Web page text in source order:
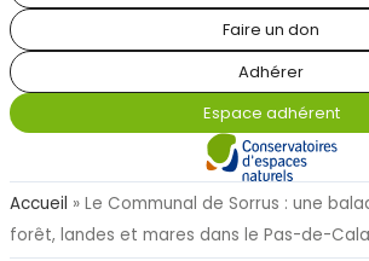
Faire un don
Adhérer
Espace adhérent
Accueil » Le Communal de Sorrus : une
forêt, landes et mares dans le Pas-de-